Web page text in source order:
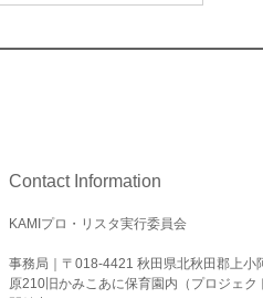
Contact Information
KAMIプロ・リスタ実行委員会
事務局｜〒018-4421 秋田県北秋田郡上小
原210旧かみこあに保育園内（プロジェク